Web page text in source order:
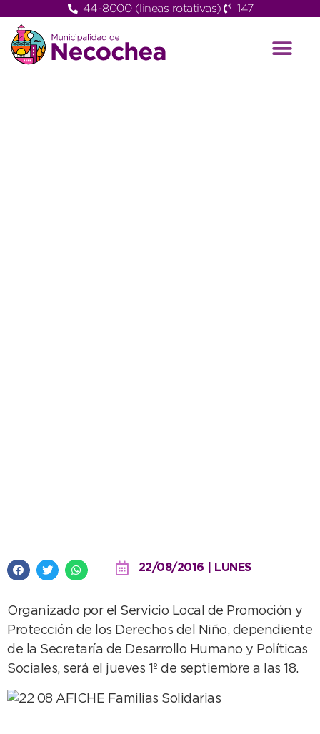
44-8000 (lineas rotativas) 147
22/08/2016 | LUNES
Organizado por el Servicio Local de Promoción y
Protección de los Derechos del Niño, dependiente
de la Secretaría de Desarrollo Humano y Políticas
Sociales, será el jueves 1º de septiembre a las 18.